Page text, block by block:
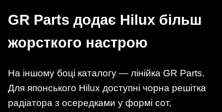
GR Parts додає Hilux більш
жорсткого настрою
На іншому боці каталогу — лінійка GR Parts.
Для японського Hilux доступні чорна решітка
радіатора з осередками у формі сот,